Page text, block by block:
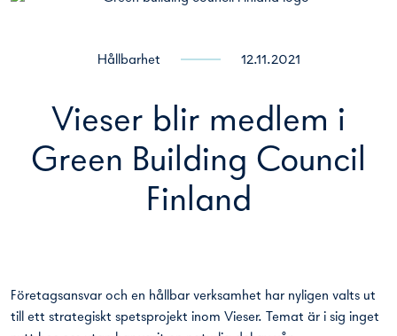
Hållbarhet 12.11.2021
Vieser blir medlem i
Green Building Council
Finland
Företagsansvar och en hållbar verksamhet har nyligen valts ut
till ett strategiskt spetsprojekt inom Vieser. Temat är i sig inget